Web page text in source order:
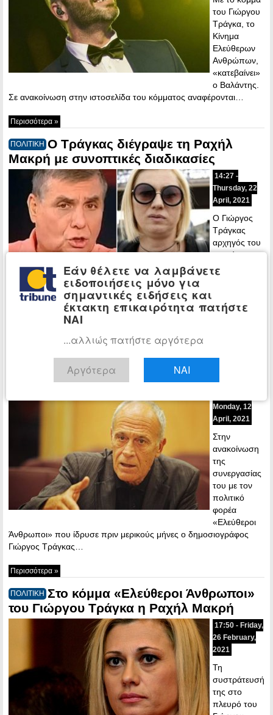
του Γιώργου
Τράγκα, το
Κίνημα
Ελεύθερων
Ανθρώπων,
«κατεβαίνει»
ο Βαλάντης.
Σε ανακοίνωση στην ιστοσελίδα του κόμματος αναφέρονται…
Περισσότερα »
ΠΟΛΙΤΙΚΗ Ο Τράγκας διέγραψε τη Ραχήλ
Μακρή με συνοπτικές διαδικασίες
14:27 -
Thursday, 22
April, 2021
Ο Γιώργος
Τράγκας
αρχηγός του
νεοσύστατου
κόμματος
διέγραψε με
συνοπτικές διαδικασίες από το κόμμα του την Ραχήλ Μακρή….
Ο Γιάννης Δημαράς θα
συνεργαστεί με το κόμμα του Τράγκα
Monday, 12
April, 2021
Στην
ανακοίνωση
της
συνεργασίας
του με τον
πολιτικό
φορέα
«Ελεύθεροι
Άνθρωποι» που ίδρυσε πριν μερικούς μήνες ο δημοσιογράφος
Γιώργος Τράγκας…
Περισσότερα »
ΠΟΛΙΤΙΚΗ Στο κόμμα «Ελεύθεροι Άνθρωποι»
του Γιώργου Τράγκα η Ραχήλ Μακρή
17:50 - Friday,
26 February,
2021
Τη
συστράτευσή
της στο
πλευρό του
Εάν θέλετε να λαμβάνετε
ειδοποιήσεις μόνο για
σημαντικές ειδήσεις και
έκτακτη επικαιρότητα πατήστε
ΝΑΙ
...αλλιώς πατήστε αργότερα
Αργότερα ΝΑΙ